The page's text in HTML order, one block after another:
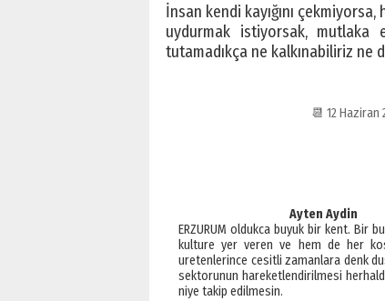
İnsan kendi kayığını
uydurmak istiyorsak, mutlaka
tutamadıkça ne kalkınabiliriz ne
📆 12
Ayten Aydin
ERZURUM oldukca buyuk bir kent. Bir
kulture yer veren ve hem de her
uretenlerince cesitli zamanlara denk
sektorunun hareketlendirilmesi
niye takip edilmesin.